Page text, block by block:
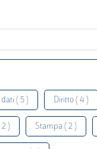
( 5 ) Diritto ( 4 )
2 ) Stampa ( 2 )